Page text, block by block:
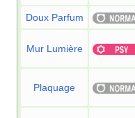
Doux Parfum
Mur Lumière
Plaquage